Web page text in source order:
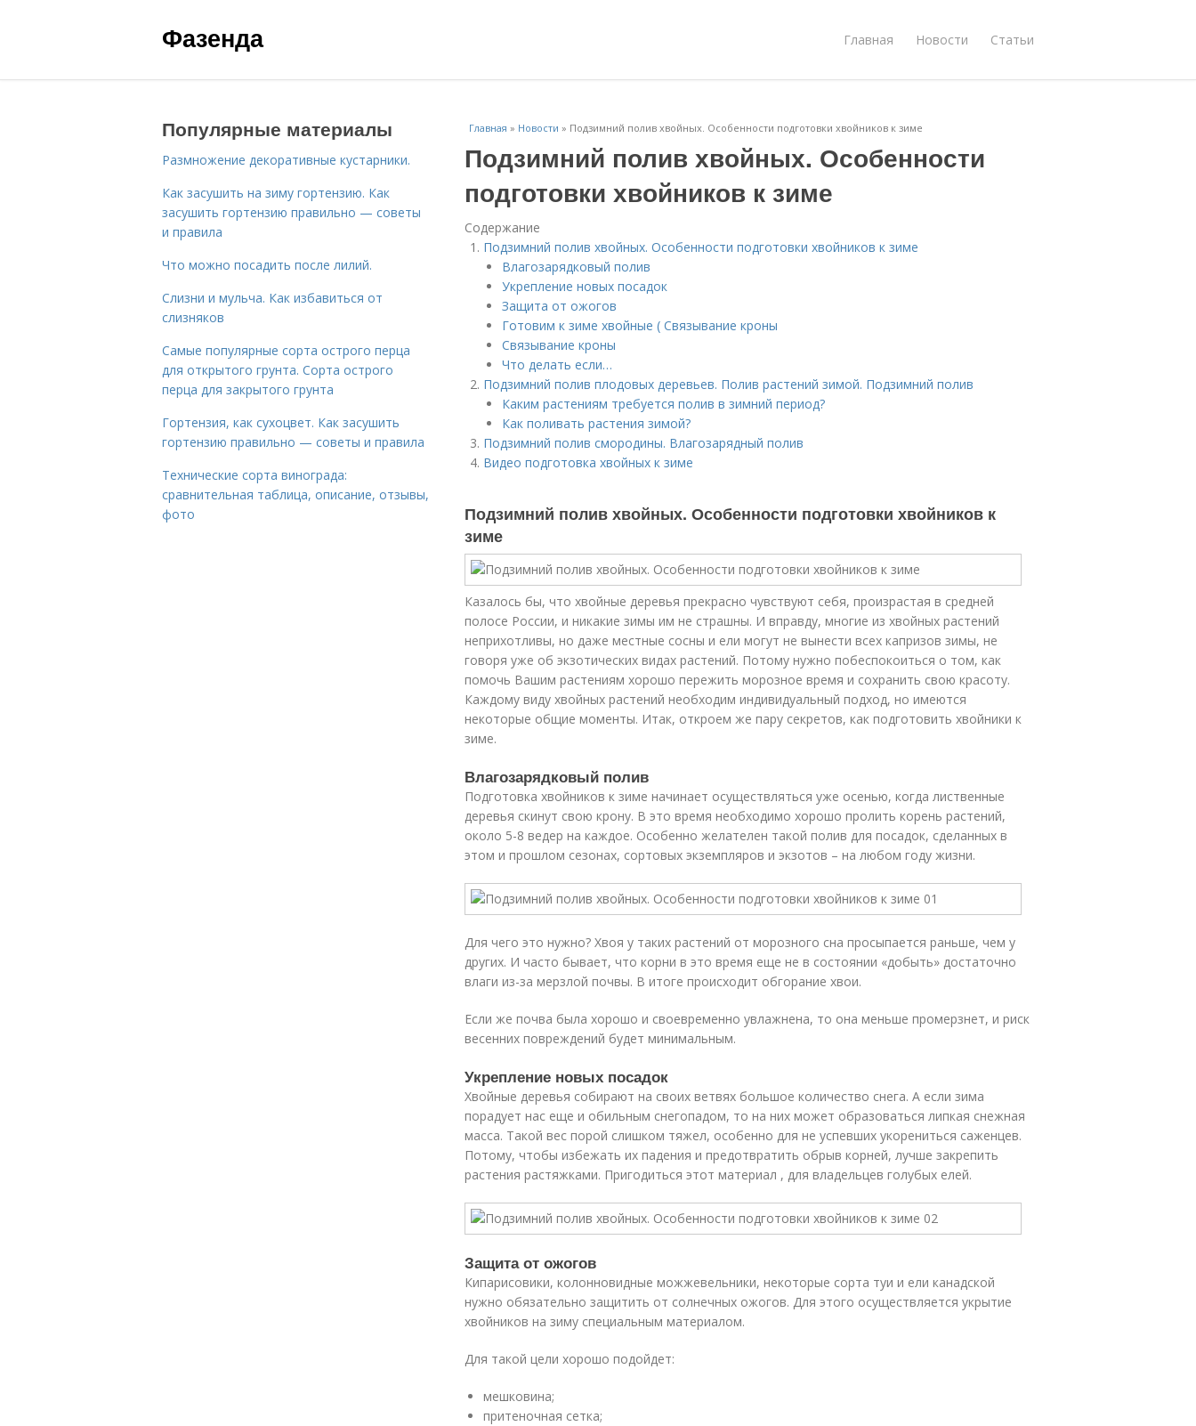
Фазенда Главная Новости Статьи
Главная » Новости » Подзимний полив хвойных. Особенности подготовки хвойников к зиме
Подзимний полив хвойных. Особенности
подготовки хвойников к зиме
Содержание
Подзимний полив хвойных. Особенности подготовки хвойников к зиме
Влагозарядковый полив
Укрепление новых посадок
Защита от ожогов
Готовим к зиме хвойные ( Связывание кроны
Связывание кроны
Что делать если…
Подзимний полив плодовых деревьев. Полив растений зимой. Подзимний полив
Каким растениям требуется полив в зимний период?
Как поливать растения зимой?
Подзимний полив смородины. Влагозарядный полив
Видео подготовка хвойных к зиме
Подзимний полив хвойных. Особенности подготовки хвойников к
зиме
Казалось бы, что хвойные деревья прекрасно чувствуют себя, произрастая в средней
полосе России, и никакие зимы им не страшны. И вправду, многие из хвойных растений
неприхотливы, но даже местные сосны и ели могут не вынести всех капризов зимы, не
говоря уже об экзотических видах растений. Потому нужно побеспокоиться о том, как
помочь Вашим растениям хорошо пережить морозное время и сохранить свою красоту.
Каждому виду хвойных растений необходим индивидуальный подход, но имеются
некоторые общие моменты. Итак, откроем же пару секретов, как подготовить хвойники к
зиме.
Влагозарядковый полив
Подготовка хвойников к зиме начинает осуществляться уже осенью, когда лиственные
деревья скинут свою крону. В это время необходимо хорошо пролить корень растений,
около 5-8 ведер на каждое. Особенно желателен такой полив для посадок, сделанных в
этом и прошлом сезонах, сортовых экземпляров и экзотов – на любом году жизни.
Для чего это нужно? Хвоя у таких растений от морозного сна просыпается раньше, чем у
других. И часто бывает, что корни в это время еще не в состоянии «добыть» достаточно
влаги из-за мерзлой почвы. В итоге происходит обгорание хвои.
Если же почва была хорошо и своевременно увлажнена, то она меньше промерзнет, и риск
весенних повреждений будет минимальным.
Укрепление новых посадок
Хвойные деревья собирают на своих ветвях большое количество снега. А если зима
порадует нас еще и обильным снегопадом, то на них может образоваться липкая снежная
масса. Такой вес порой слишком тяжел, особенно для не успевших укорениться саженцев.
Потому, чтобы избежать их падения и предотвратить обрыв корней, лучше закрепить
растения растяжками. Пригодиться этот материал , для владельцев голубых елей.
Защита от ожогов
Кипарисовики, колонновидные можжевельники, некоторые сорта туи и ели канадской
нужно обязательно защитить от солнечных ожогов. Для этого осуществляется укрытие
хвойников на зиму специальным материалом.
Для такой цели хорошо подойдет:
мешковина;
притеночная сетка;
Популярные материалы
Размножение декоративные кустарники.
Как засушить на зиму гортензию. Как
засушить гортензию правильно — советы
и правила
Что можно посадить после лилий.
Слизни и мульча. Как избавиться от
слизняков
Самые популярные сорта острого перца
для открытого грунта. Сорта острого
перца для закрытого грунта
Гортензия, как сухоцвет. Как засушить
гортензию правильно — советы и правила
Технические сорта винограда:
сравнительная таблица, описание, отзывы,
фото